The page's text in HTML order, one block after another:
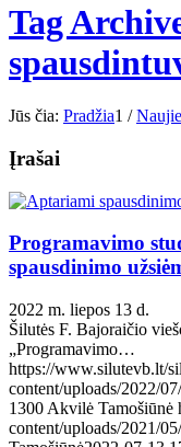
Tag
Jūs čia: Pradžia1 /
Įrašai
Programavimo
spausdinimo
2022 m. liepos 13 d.
Šilutės F. Bajoraičio
„Programavimo…
https://www.silutevb.lt/
content/uploads/2022/
1300 Akvilė Tamošiūnė
content/uploads/2021/